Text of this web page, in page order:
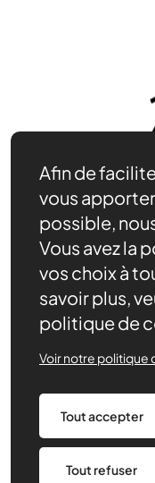
Adhérer
Se documenter
Nos partenaires
Nous trouver
Mentions légales
Paramétrage des cookies
Afin de
vous
possible,
Vous avez la
vos choix à
savoir plus,
politique de
Tout accepter
Tout refuser
Voir notre politique